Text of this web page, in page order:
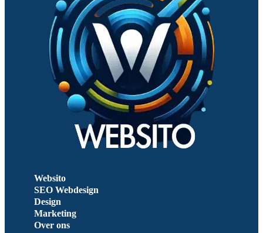
Websito
SEO Webdesign
Design
Marketing
Over ons